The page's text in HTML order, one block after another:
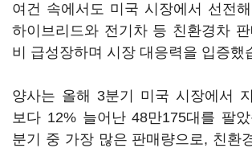
여건 속에서도 미국 시장에서 선전
하이브리드와 전기차 등 친환경차
비 급성장하며 시장 대응력을 입증했
양사는 올해 3분기 미국 시장에서
보다 12% 늘어난 48만175대를 팔
분기 중 가장 많은 판매량으로, 친환